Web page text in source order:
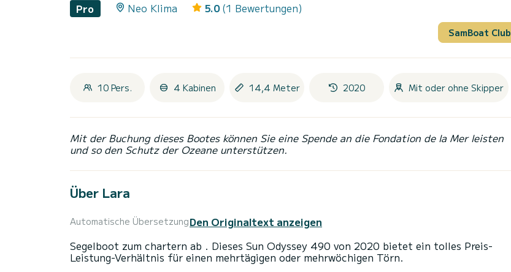
Pro Neo Klima 5.0 (1 Bewertungen)
SamBoat Club
10 Pers. 4 Kabinen 14,4 Meter 2020 Mit oder ohne Skipper
Mit der Buchung dieses Bootes können Sie eine Spende an die Fondation de la Mer leisten
und so den Schutz der Ozeane unterstützen.
Über Lara
Automatische ÜbersetzungDen Originaltext anzeigen
Segelboot zum chartern ab . Dieses Sun Odyssey 490 von 2020 bietet ein tolles Preis-
Leistung-Verhältnis für einen mehrtägigen oder mehrwöchigen Törn.